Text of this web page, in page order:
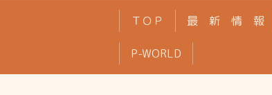
ＴＯＰ 最 新 情 報
P-WORLD